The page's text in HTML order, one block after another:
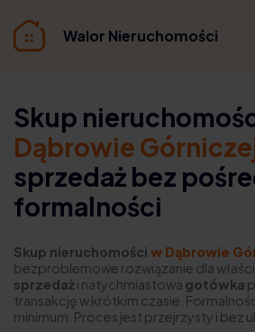
Walor Nieruchomości
Skup
Dąbrowie
sprzedaż bez
formalności
Skup nieruchomości w Dąbrowie
bezproblemowe rozwiązanie dla
sprzedażi natychmiastowa gotówka
transakcję w krótkim czasie.
minimum. Proces jest przejrzysty i bez